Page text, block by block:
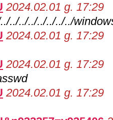
2024.02.01 g. 17:29
../../../../../../../
2024.02.01 g. 17:29
2024.02.01 g. 17:29
2024.02.01 g. 17:29